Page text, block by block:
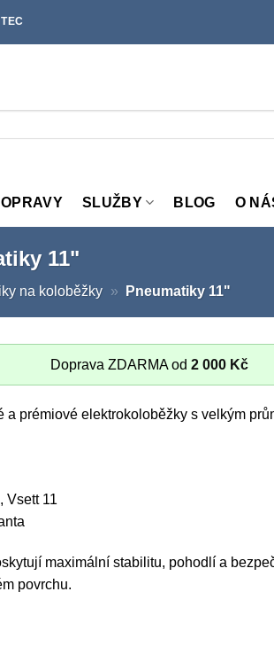
SLUŽBY BLOG O
11"
na koloběžky » Pneumatiky 11"
Doprava ZDARMA od 2 000 Kč
a prémiové elektrokoloběžky s velkým
Vsett 11
maximální stabilitu, pohodlí a
povrchu.